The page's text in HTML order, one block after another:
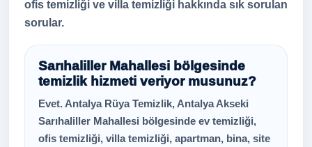
ofis temizliği ve villa temizliği hakkında sık sorulan
sorular.
Sarıhaliller Mahallesi bölgesinde
temizlik hizmeti veriyor musunuz?
Evet. Antalya Rüya Temizlik, Antalya Akseki
Sarıhaliller Mahallesi bölgesinde ev temizliği,
ofis temizliği, villa temizliği, apartman, bina, site